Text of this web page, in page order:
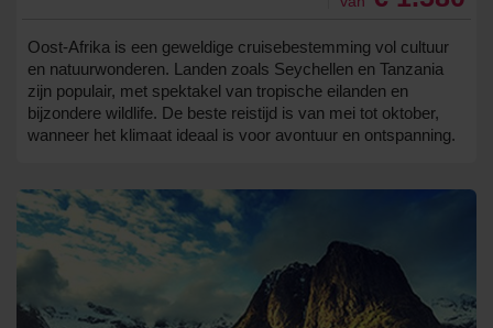
Oost-Afrika is een geweldige cruisebestemming vol cultuur
en natuurwonderen. Landen zoals Seychellen en Tanzania
zijn populair, met spektakel van tropische eilanden en
bijzondere wildlife. De beste reistijd is van mei tot oktober,
wanneer het klimaat ideaal is voor avontuur en ontspanning.